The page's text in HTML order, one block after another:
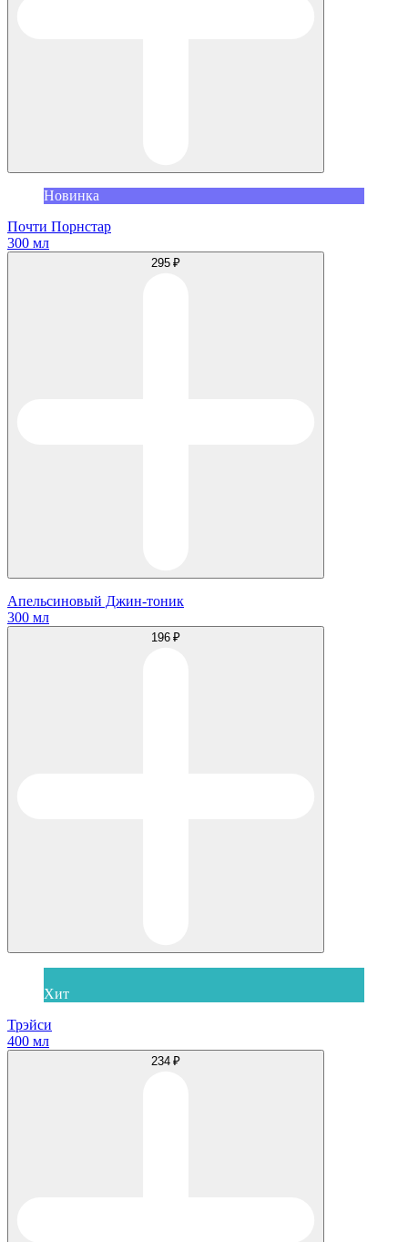
Новинка
Почти Порнстар
300 мл
295 ₽
Апельсиновый Джин-тоник
300 мл
196 ₽
Хит
Трэйси
400 мл
234 ₽